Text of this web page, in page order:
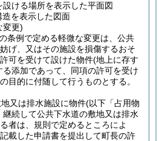
設ける場所を表示した平面図
を表示した図面
変更)
条例で定める軽微な変更は、公共
げ、又はその施設を損傷するおそ
可を受けて設けた物件(地上に存す
る添加であって、同項の許可を受け
目的に付随して行うものとする。
又は排水施設に物件(以下「占用物
継続して公共下水道の敷地又は排水
者は、規則で定めるところによ
載した申請書を提出して町長の許